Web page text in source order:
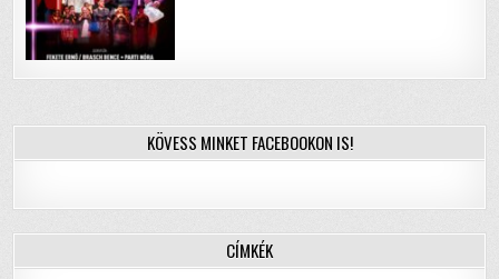
KÖVESS MINKET FACEBOOKON IS!
CÍMKÉK